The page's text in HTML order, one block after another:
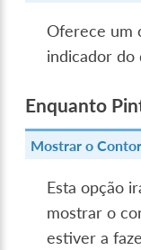
Oferece um
indicador do
Enquanto
Mostrar o
Esta opção
mostrar o
estiver a